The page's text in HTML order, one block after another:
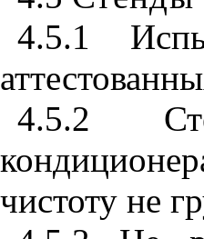
4.5.1
4.5.2
чистоту не